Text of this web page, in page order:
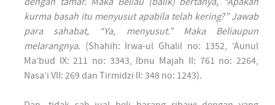
kurma basah itu menyusut apabila telah kering?” Jawab
para sahabat, “Ya, menyusut.” Maka Beliaupun
melarangnya. (Shahih: Irwa-ul Ghalil no: 1352, ‘Aunul
Ma’bud IX: 211 no: 3343, Ibnu Majah II: 761 no: 2264,
Nasa’i VII: 269 dan Tirmidzi II: 348 no: 1243).